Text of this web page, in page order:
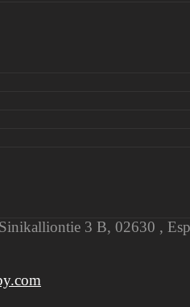
3 B, 02630 ,